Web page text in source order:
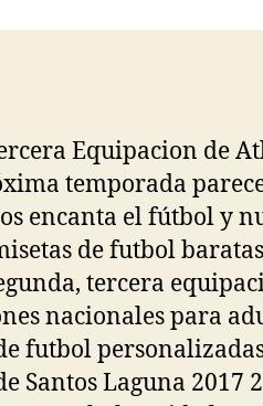
Equipacion de
temporada
encanta el fútbol y
de futbol
tercera
nacionales para
futbol
Santos Laguna